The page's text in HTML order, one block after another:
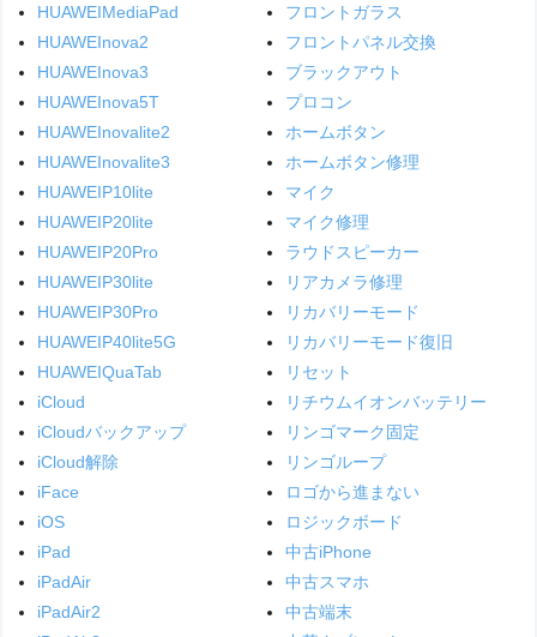
HUAWEIMediaPad
HUAWEInova2
HUAWEInova3
HUAWEInova5T
HUAWEInovalite2
HUAWEInovalite3
HUAWEIP10lite
HUAWEIP20lite
HUAWEIP20Pro
HUAWEIP30lite
HUAWEIP30Pro
HUAWEIP40lite5G
HUAWEIQuaTab
iCloud
iCloudバックアップ
iCloud解除
iFace
iOS
iPad
iPadAir
iPadAir2
フロントガラス
フロントパネル交換
ブラックアウト
プロコン
ホームボタン
ホームボタン修理
マイク
マイク修理
ラウドスピーカー
リアカメラ修理
リカバリーモード
リカバリーモード復旧
リセット
リチウムイオンバッテリー
リンゴマーク固定
リンゴループ
ロゴから進まない
ロジックボード
中古iPhone
中古スマホ
中古端末